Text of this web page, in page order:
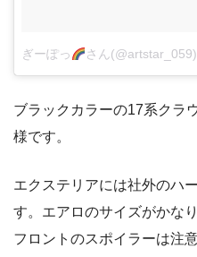
ぎーぽっ さん
ブラックカラーの17系クラ
様です。
エクステリアには社外のハ
す。エアロのサイズがかな
フロントのスポイラーは注